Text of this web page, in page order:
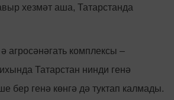
хезмәт аша, Татарстанда
агросәнәгать комплексы –
Татарстан нинди генә
генә көнгә дә туктап калмады.